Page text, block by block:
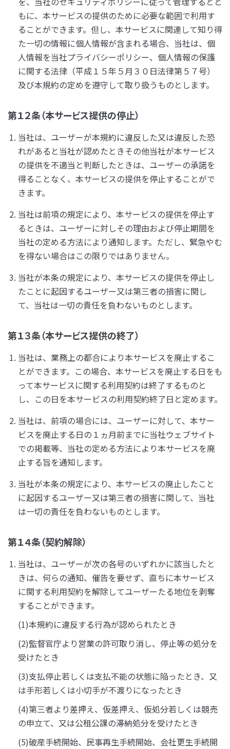
もに、本サービスの提供のために必要な範囲で利用す
ることができます。但し、本サービスに関連して知り得
た一切の情報に個人情報が含まれる場合、当社は、個
人情報を当社プライバシーポリシー、個人情報の保護
に関する法律（平成１５年５月３０日法律第５７号）
及び本規約の定めを遵守して取り扱うものとします。
第１２条（本サービス提供の停止）
当社は、ユーザーが本規約に違反した又は違反した恐
れがあると当社が認めたときその他当社が本サービス
の提供を不適当と判断したときは、ユーザーの承諾を
得ることなく、本サービスの提供を停止することがで
きます。
当社は前項の規定により、本サービスの提供を停止す
るときは、ユーザーに対しその理由および停止期間を
当社の定める方法により通知します。ただし、緊急やむ
を得ない場合はこの限りではありません。
当社が本条の規定により、本サービスの提供を停止し
たことに起因するユーザー又は第三者の損害に関し
て、当社は一切の責任を負わないものとします。
第１３条（本サービス提供の終了）
当社は、業務上の都合により本サービスを廃止するこ
とができます。この場合、本サービスを廃止する日をも
って本サービスに関する利用契約は終了するものと
し、この日を本サービスの利用契約終了日と定めます。
当社は、前項の場合には、ユーザーに対して、本サー
ビスを廃止する日の１ヵ月前までに当社ウェブサイト
での掲載等、当社の定める方法により本サービスを廃
止する旨を通知します。
当社が本条の規定により、本サービスの廃止したこと
に起因するユーザー又は第三者の損害に関して、当社
は一切の責任を負わないものとします。
第１４条（契約解除）
当社は、ユーザーが次の各号のいずれかに該当したと
きは、何らの通知、催告を要せず、直ちに本サービス
に関する利用契約を解除してユーザーたる地位を剥奪
することができます。
(1)本規約に違反する行為が認められたとき
(2)監督官庁より営業の許可取り消し、停止等の処分を
受けたとき
(3)支払停止若しくは支払不能の状態に陥ったとき、又
は手形若しくは小切手が不渡りになったとき
(4)第三者より差押え、仮差押え、仮処分若しくは競売
の申立て、又は公租公課の滞納処分を受けたとき
(5)破産手続開始、民事再生手続開始、会社更生手続開